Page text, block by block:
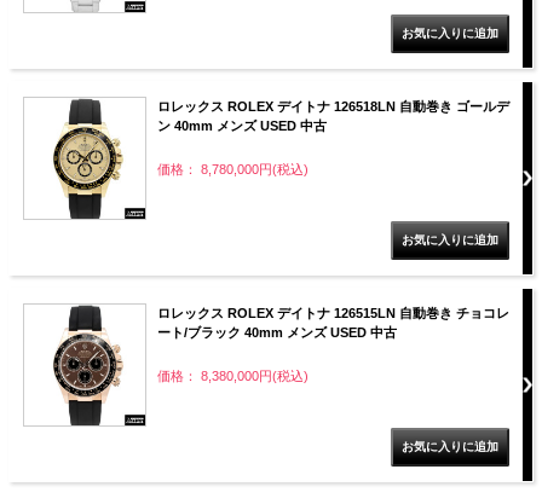
ロレックス ROLEX デイトナ 126518LN 自動巻き ゴールデ
ン 40mm メンズ USED 中古
価格： 8,780,000円(税込)
ロレックス ROLEX デイトナ 126515LN 自動巻き チョコレ
ート/ブラック 40mm メンズ USED 中古
価格： 8,380,000円(税込)